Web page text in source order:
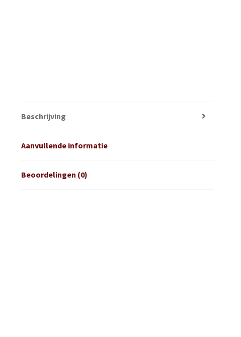
Beschrijving
Aanvullende informatie
Beoordelingen (0)